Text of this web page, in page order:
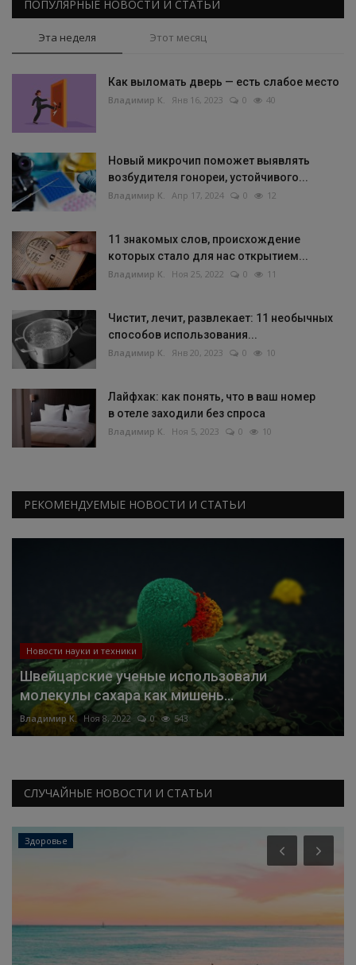
ПОПУЛЯРНЫЕ НОВОСТИ И СТАТЬИ
Эта неделя Этот месяц
Как выломать дверь — есть слабое место
Владимир К. Янв 16, 2023 0 40
Новый микрочип поможет выявлять
возбудителя гонореи, устойчивого...
Владимир К. Апр 17, 2024 0 12
11 знакомых слов, происхождение
которых стало для нас открытием...
Владимир К. Ноя 25, 2022 0 11
Чистит, лечит, развлекает: 11 необычных
способов использования...
Владимир К. Янв 20, 2023 0 10
Лайфхак: как понять, что в ваш номер
в отеле заходили без спроса
Владимир К. Ноя 5, 2023 0 10
РЕКОМЕНДУЕМЫЕ НОВОСТИ И СТАТЬИ
Новости науки и техники
Швейцарские ученые использовали
молекулы сахара как мишень...
Владимир К. Ноя 8, 2022 0 543
СЛУЧАЙНЫЕ НОВОСТИ И СТАТЬИ
Здоровье